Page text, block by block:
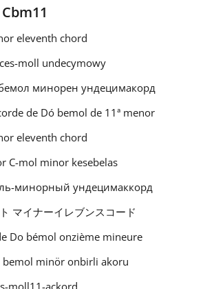
eleventh chord
moll undecymowy
минорен ундецимакорд
de Dó bemol de 11ª menor
eleventh chord
C-mol minor kesebelas
минорный ундецимаккорд
マイナーイレブンスコード
Do bémol onzième mineure
bemol minör onbirli akoru